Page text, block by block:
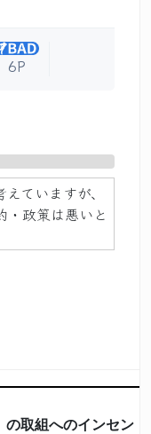
6P
えていますが、
・政策は悪いと
の取組へのインセン